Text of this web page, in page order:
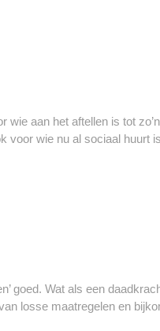
wie aan het aftellen is tot
voor wie nu al sociaal huurt
goed. Wat als een
losse maatregelen en